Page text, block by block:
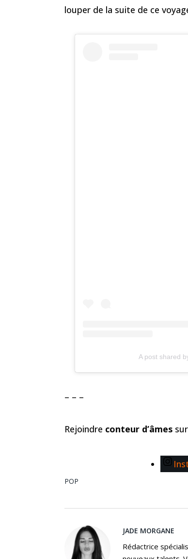
louper de la suite de ce
A post shared
– – –
Rejoindre conteur d’âmes
POP
JADE MORGANE
Rédactrice